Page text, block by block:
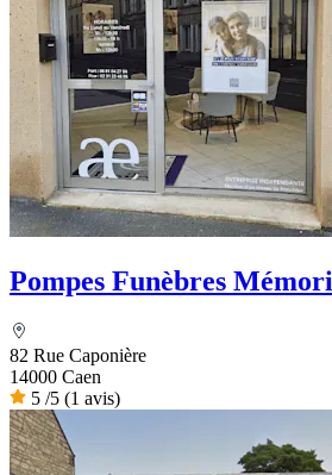
Pompes Funèbres
82 Rue Caponière
14000 Caen
5 /5 (1 avis)